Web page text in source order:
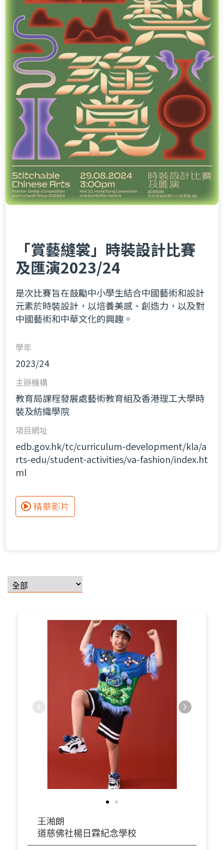
「賞藝縫裳」時裝設計比賽
及匯演2023/24
是次比賽旨在鼓勵中小學生結合中國藝術和設計
元素於時裝設計，以培養美感、創造力，以及對
中國藝術和中華文化的興趣。
學年
2023/24
主辦機構
教育局課程發展處藝術教育組及香港理工大學時
裝及紡織學院
項目網址
edb.gov.hk/tc/curriculum-development/kla/a
rts-edu/student-activities/va-fashion/index.ht
ml
精華影片
王湐朗
道慈佛社楊日霖紀念學校